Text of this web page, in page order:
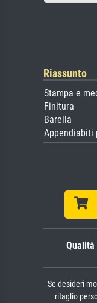
Riassunto
Stampa e
Finitura
Barella
Appendiabiti
Qualità
Se desideri
ritaglio